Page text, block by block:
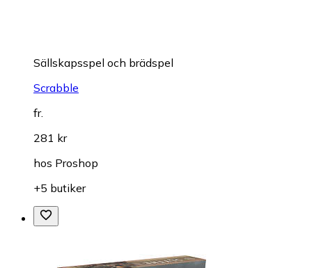
Sällskapsspel och brädspel
Scrabble
fr.
281 kr
hos Proshop
+5 butiker